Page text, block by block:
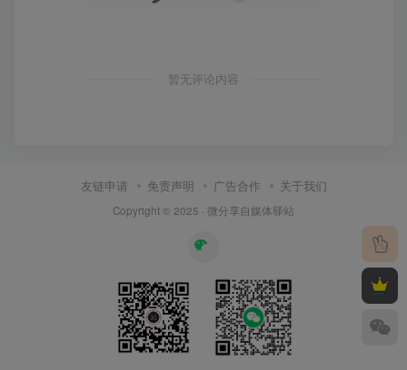
暂无评论内容
友链申请 免责声明 广告合作 关于我们
Copyright © 2025 · 微分享自媒体驿站